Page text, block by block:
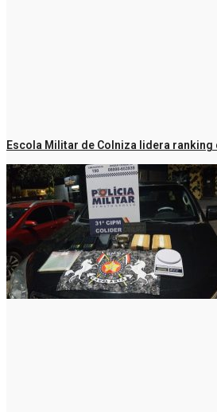
Escola Militar de Colniza lidera ranking